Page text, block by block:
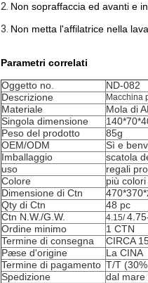
2. Non sopraffaccia ed avanti e
3. Non metta l'affilatrice nella
Parametri correlati
Oggetto no.
ND-082
Descrizione
Macchina
Materiale
Mola di
Singola dimensione
Peso del prodotto
85g
OEM/ODM
Sì e
Imballaggio
scatola
uso
regali
Colore
più
Dimensione di Ctn
Qty di Ctn
48 pc
Ctn N.W./G.W.
4.15/
Ordine minimo
1 CTN
Termine di consegna
CIRCA
Pæse d'origine
La CINA
Termine di pagamento T/T
Spedizione
dal mare